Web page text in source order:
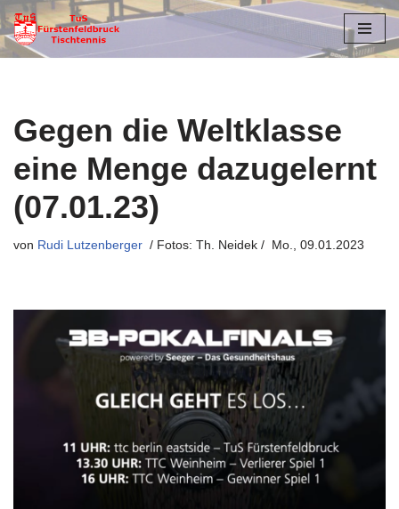
Zum
Gegen die Weltklasse
eine Menge dazugelernt
(07.01.23)
von Rudi Lutzenberger Mo., 09.01.2023